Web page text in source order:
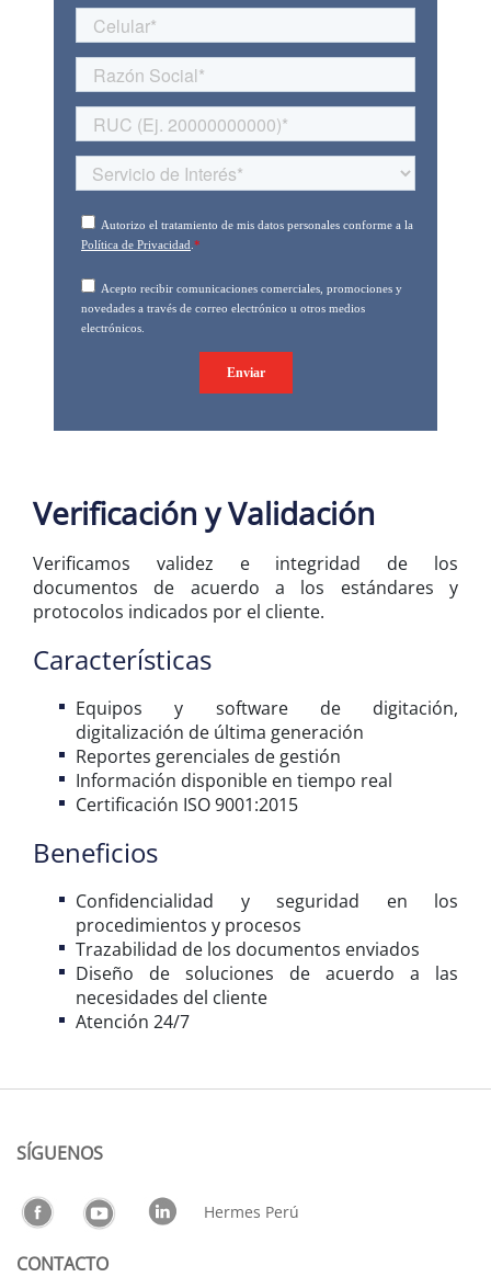
Verificación y Validación
Verificamos validez e integridad de los
documentos de acuerdo a los estándares y
protocolos indicados por el cliente.
Características
Equipos y software de digitación,
digitalización de última generación
Reportes gerenciales de gestión
Información disponible en tiempo real
Certificación ISO 9001:2015
Beneficios
Confidencialidad y seguridad en los
procedimientos y procesos
Trazabilidad de los documentos enviados
Diseño de soluciones de acuerdo a las
necesidades del cliente
Atención 24/7
SÍGUENOS
Hermes Perú
CONTACTO